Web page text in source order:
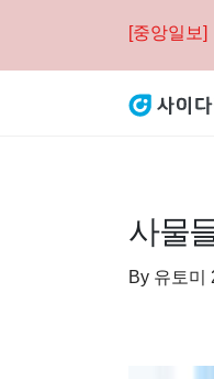
[중앙일보]
사물
By 유토미